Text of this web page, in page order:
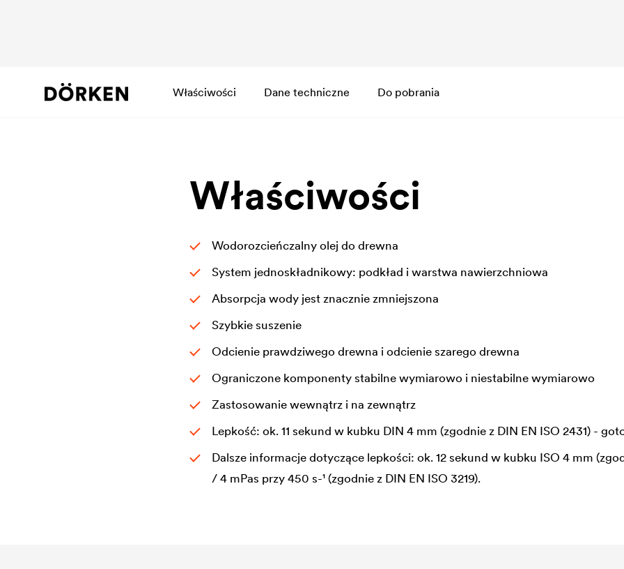
Właściwości Dane techniczne Do pobrania
Właściwości
Wodorozcieńczalny olej do drewna
System jednoskładnikowy: podkład i warstwa nawierzchniowa
Absorpcja wody jest znacznie zmniejszona
Szybkie suszenie
Odcienie prawdziwego drewna i odcienie szarego drewna
Ograniczone komponenty stabilne wymiarowo i niestabilne wymiarowo
Zastosowanie wewnątrz i na zewnątrz
Lepkość: ok. 11 sekund w kubku DIN 4 mm (zgodnie z DIN EN ISO 2431) -
Dalsze informacje dotyczące lepkości: ok. 12 sekund w kubku ISO 4 mm
/ 4 mPas przy 450 s-¹ (zgodnie z DIN EN ISO 3219).